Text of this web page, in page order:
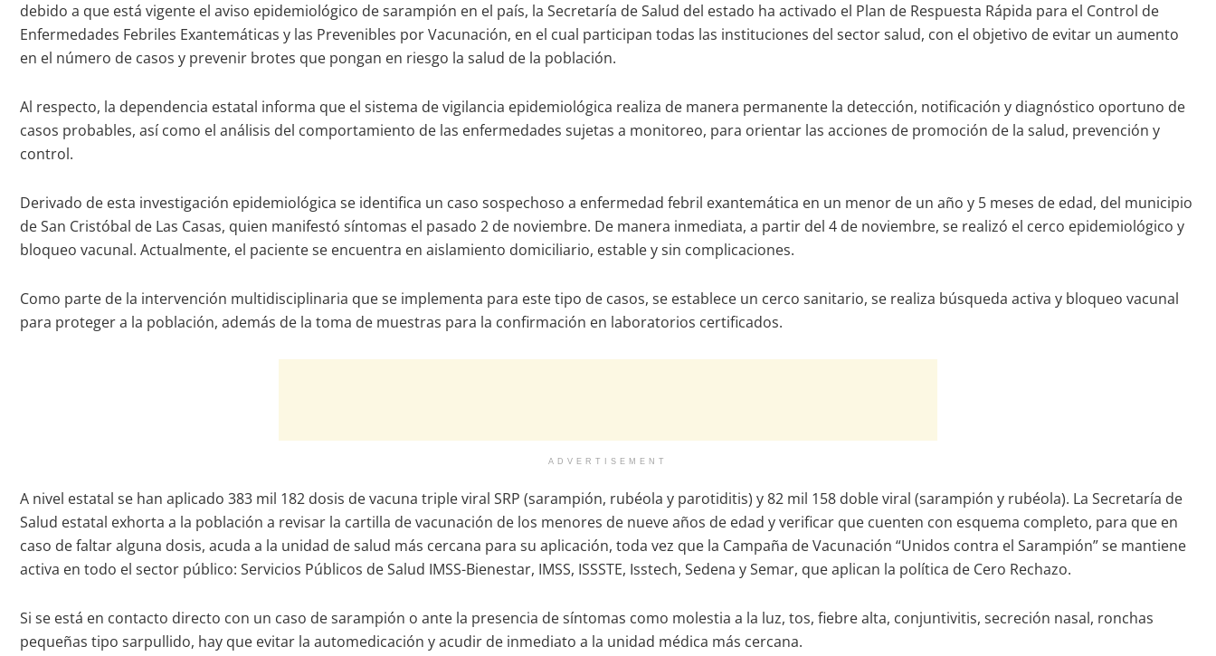
debido a que está vigente el aviso epidemiológico de sarampión en el país, la Secretaría de Salud del estado ha activado el Plan de Respuesta Rápida para el Control de
Enfermedades Febriles Exantemáticas y las Prevenibles por Vacunación, en el cual participan todas las instituciones del sector salud, con el objetivo de evitar un aumento
en el número de casos y prevenir brotes que pongan en riesgo la salud de la población.
Al respecto, la dependencia estatal informa que el sistema de vigilancia epidemiológica realiza de manera permanente la detección, notificación y diagnóstico oportuno de
casos probables, así como el análisis del comportamiento de las enfermedades sujetas a monitoreo, para orientar las acciones de promoción de la salud, prevención y
control.
Derivado de esta investigación epidemiológica se identifica un caso sospechoso a enfermedad febril exantemática en un menor de un año y 5 meses de edad, del municipio
de San Cristóbal de Las Casas, quien manifestó síntomas el pasado 2 de noviembre. De manera inmediata, a partir del 4 de noviembre, se realizó el cerco epidemiológico y
bloqueo vacunal. Actualmente, el paciente se encuentra en aislamiento domiciliario, estable y sin complicaciones.
Como parte de la intervención multidisciplinaria que se implementa para este tipo de casos, se establece un cerco sanitario, se realiza búsqueda activa y bloqueo vacunal
para proteger a la población, además de la toma de muestras para la confirmación en laboratorios certificados.
ADVERTISEMENT
A nivel estatal se han aplicado 383 mil 182 dosis de vacuna triple viral SRP (sarampión, rubéola y parotiditis) y 82 mil 158 doble viral (sarampión y rubéola). La Secretaría de
Salud estatal exhorta a la población a revisar la cartilla de vacunación de los menores de nueve años de edad y verificar que cuenten con esquema completo, para que en
caso de faltar alguna dosis, acuda a la unidad de salud más cercana para su aplicación, toda vez que la Campaña de Vacunación “Unidos contra el Sarampión” se mantiene
activa en todo el sector público: Servicios Públicos de Salud IMSS-Bienestar, IMSS, ISSSTE, Isstech, Sedena y Semar, que aplican la política de Cero Rechazo.
Si se está en contacto directo con un caso de sarampión o ante la presencia de síntomas como molestia a la luz, tos, fiebre alta, conjuntivitis, secreción nasal, ronchas
pequeñas tipo sarpullido, hay que evitar la automedicación y acudir de inmediato a la unidad médica más cercana.